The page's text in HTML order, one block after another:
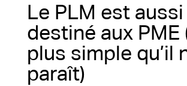
Le PLM est aussi
destiné aux PME
plus simple qu’il
paraît)